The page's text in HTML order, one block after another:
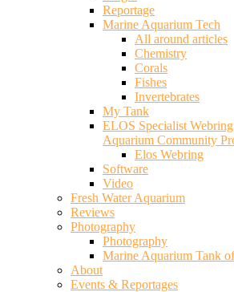
Reportage
Marine Aquarium Tech
All around articles
Chemistry
Corals
Fishes
Invertebrates
My Tank
ELOS Specialist
Aquarium Community
Elos Webring
Software
Video
Fresh Water Aquarium
Reviews
Photography
Photography
Marine Aquarium Tank
About
Events & Reportages